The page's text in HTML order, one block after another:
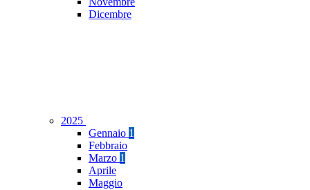
Dicembre
2025
Gennaio 1
Febbraio
Marzo 1
Aprile
Maggio